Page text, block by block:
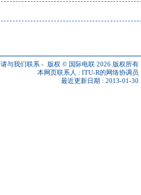
请与我们联系 - 版权 © 国际电联 2026 版权所有
本网页联系人 : ITU-R的网络协调员
最近更新日期 : 2013-01-30